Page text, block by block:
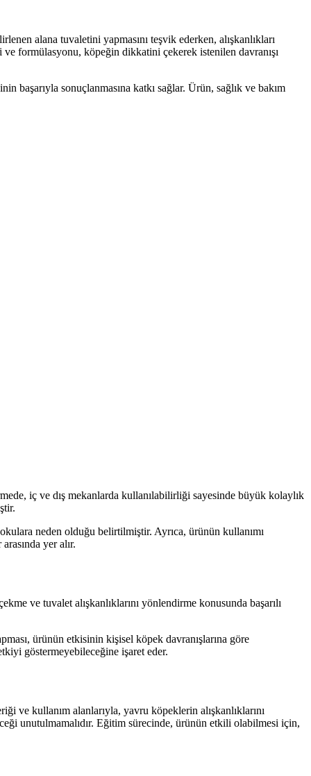
alana tuvaletini yapmasını teşvik ederken, alışkanlıkları
formülasyonu, köpeğin dikkatini çekerek istenilen davranışı
başarıyla sonuçlanmasına katkı sağlar. Ürün, sağlık ve bakım
iç ve dış mekanlarda kullanılabilirliği sayesinde büyük kolaylık
neden olduğu belirtilmiştir. Ayrıca, ürünün kullanımı
yer alır.
ve tuvalet alışkanlıklarını yönlendirme konusunda başarılı
ürünün etkisinin kişisel köpek davranışlarına göre
göstermeyebileceğine işaret eder.
ve kullanım alanlarıyla, yavru köpeklerin alışkanlıklarını
unutulmamalıdır. Eğitim sürecinde, ürünün etkili olabilmesi için,